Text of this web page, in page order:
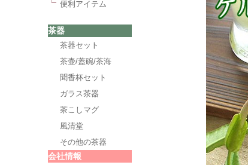
便利アイテム
茶器
茶器セット
茶壷/蓋碗/茶海
聞香杯セット
ガラス茶器
茶こしマグ
風清堂
その他の茶器
会社情報